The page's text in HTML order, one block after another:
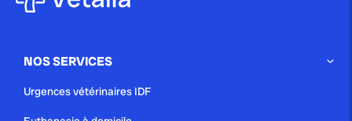
NOS SERVICES
Urgences vétérinaires IDF